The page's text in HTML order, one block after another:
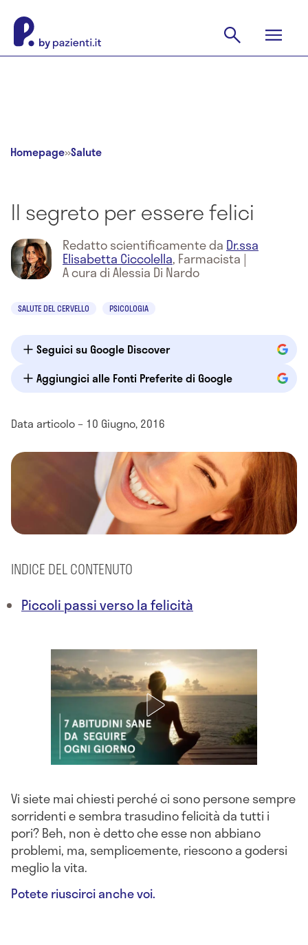
Homepage»Salute
Il segreto per essere felici
Redatto scientificamente da Dr.ssa
Elisabetta Ciccolella, Farmacista |
A cura di Alessia Di Nardo
SALUTE DEL CERVELLO PSICOLOGIA
Seguici su Google Discover
Aggiungici alle Fonti Preferite di Google
Data articolo – 10 Giugno, 2016
INDICE DEL CONTENUTO
Piccoli passi verso la felicità
Vi siete mai chiesti perché ci sono persone sempre
sorridenti e sembra trasudino felicità da tutti i
pori? Beh, non è detto che esse non abbiano
problemi, ma, semplicemente, riescono a godersi
meglio la vita.
Potete riuscirci anche voi.